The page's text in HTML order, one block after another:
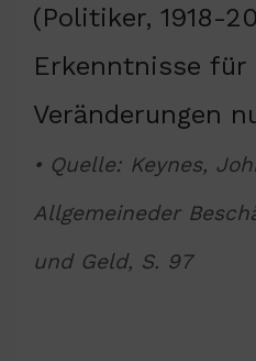
(Politiker, 1918-
Erkenntnisse für
Veränderungen
• Quelle: Keynes,
Allgemeineder
und Geld, S. 97